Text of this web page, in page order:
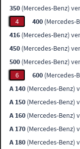
350 (Mercedes-Benz)
4
400 (Mercedes-
416 (Mercedes-Benz)
450 (Mercedes-Benz)
500 (Mercedes-Benz)
6
600 (Mercedes-
A 140 (Mercedes-Benz)
A 150 (Mercedes-Benz)
A 160 (Mercedes-Benz)
A 170 (Mercedes-Benz)
A 180 (Mercedes-Benz)